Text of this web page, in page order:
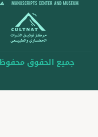
جميع الحقوق محفوظة